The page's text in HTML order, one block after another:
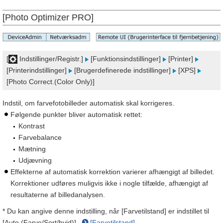
[Photo Optimizer PRO]
[ Indstillinger/Registr.] [Funktionsindstillinger]
[Printer]
[Printerindstillinger]
[Brugerdefinerede indstillinger]
[XPS]
[Photo Correct.(Color Only)]
Indstil, om farvefotobilleder automatisk skal korrigeres.
Følgende punkter bliver automatisk rettet:
Kontrast
Farvebalance
Mætning
Udjævning
Effekterne af automatisk korrektion varierer afhængigt af billedet.
Korrektioner udføres muligvis ikke i nogle tilfælde, afhængigt af
resultaterne af billedanalysen.
* Du kan angive denne indstilling, når [Farvetilstand] er indstillet til